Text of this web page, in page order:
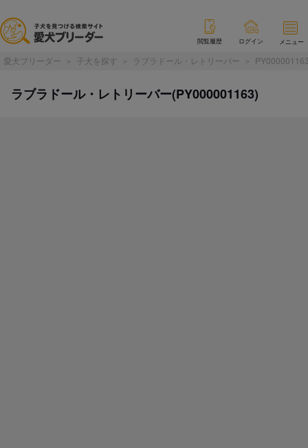
閲覧履歴 ログイン メニュー
愛犬ブリーダー 子犬を探す ラブラドール・レトリーバー
ラブラドール・レトリーバー(PY000001163)